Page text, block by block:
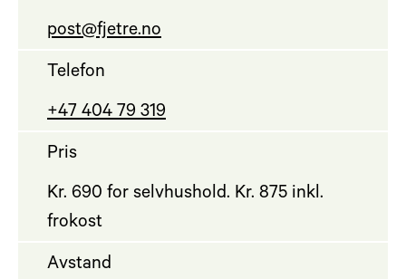
post@fjetre.no
Telefon
+47 404 79 319
Pris
Kr. 690 for selvhushold. Kr. 875 inkl.
frokost
Avstand